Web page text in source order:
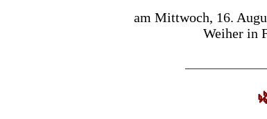
am Mittwoch, 16.
Weiher in